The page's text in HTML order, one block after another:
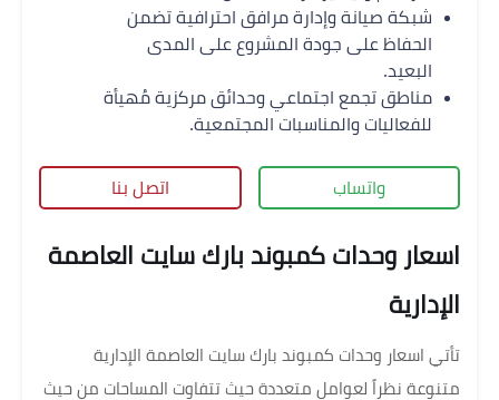
شبكة صيانة وإدارة مرافق احترافية تضمن
الحفاظ على جودة المشروع على المدى
البعيد.
مناطق تجمع اجتماعي وحدائق مركزية مُهيأة
للفعاليات والمناسبات المجتمعية.
واتساب اتصل بنا
اسعار وحدات كمبوند بارك سايت العاصمة
الإدارية
تأتي اسعار وحدات كمبوند بارك سايت العاصمة الإدارية
متنوعة نظراً لعوامل متعددة حيث تتفاوت المساحات من حيث